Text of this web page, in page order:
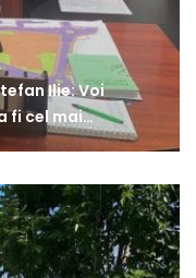
Ilie: Voi
fi cel mai…